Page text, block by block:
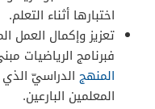
اختبارها أثناء التعلم.
تعزيز وإكمال العمل
فبرنامج
المنهج الدراسيّ
المعلمين البارعين.